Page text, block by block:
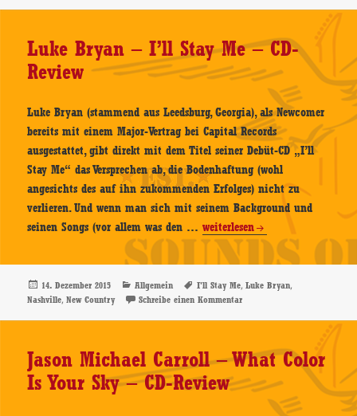
Desire
CD-
Review
Luke Bryan – I’ll Stay Me – CD-
Review
Luke Bryan (stammend aus Leedsburg, Georgia), als Newcomer
bereits mit einem Major-Vertrag bei Capital Records
ausgestattet, gibt direkt mit dem Titel seiner Debüt-CD „I’ll
Stay Me“ das Versprechen ab, die Bodenhaftung (wohl
angesichts des auf ihn zukommenden Erfolges) nicht zu
verlieren. Und wenn man sich mit seinem Background und
seinen Songs (vor allem was den …Luke
Bryan
–
I’ll
Stay
Me
CD-
Review
weiterlesen
Veröffentlicht
am
14. Dezember 2015 Kategorien
Allgemein Schlagwörter
I'll Stay Me,Luke Bryan,
Nashville,New Country Schreibe einen Kommentarzu Luke Bryan – I’ll Stay Me
Jason Michael Carroll – What Color
Is Your Sky – CD-Review